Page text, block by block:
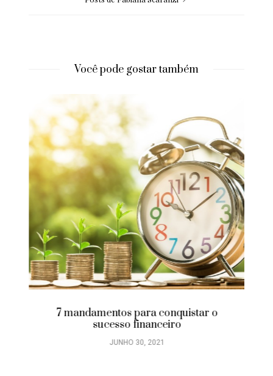
Você pode gostar também
7 mandamentos para conquistar o
sucesso financeiro
JUNHO 30, 2021